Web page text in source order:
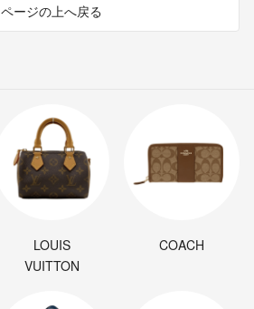
ページの上へ戻る
LOUIS
VUITTON
COACH